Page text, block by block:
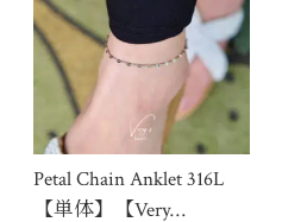
Petal Chain Anklet 316L
【単体】【Very…